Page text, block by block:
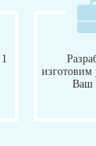
изготовим
Ваш